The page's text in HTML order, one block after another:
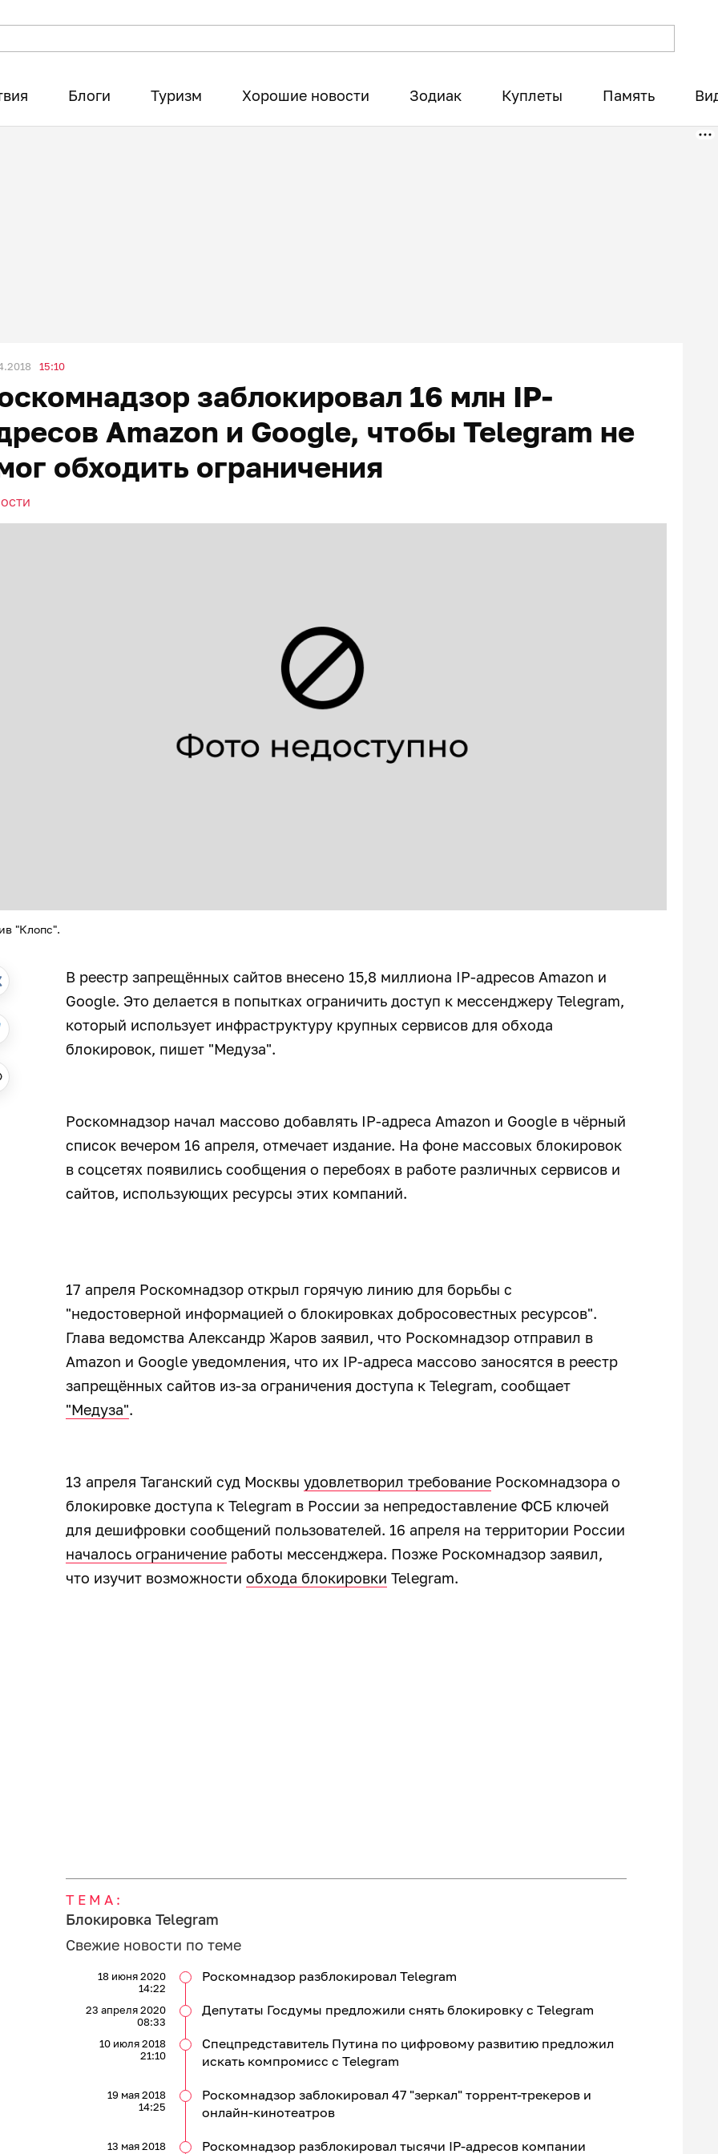
Блоги Туризм Хорошие новости Зодиак Куплеты Память
15:10
заблокировал 16 млн IP-
Amazon и Google, чтобы Telegram не
обходить ограничения
"Клопс".
В реестр запрещённых сайтов внесено 15,8 миллиона IP-адресов Amazon и
Google. Это делается в попытках ограничить доступ к мессенджеру Telegram,
который использует инфраструктуру крупных сервисов для обхода
блокировок, пишет "Медуза".
Роскомнадзор начал массово добавлять IP-адреса Amazon и Google в чёрный
список вечером 16 апреля, отмечает издание. На фоне массовых блокировок
в соцсетях появились сообщения о перебоях в работе различных сервисов и
сайтов, использующих ресурсы этих компаний.
17 апреля Роскомнадзор открыл горячую линию для борьбы с
"недостоверной информацией о блокировках добросовестных ресурсов".
Глава ведомства Александр Жаров заявил, что Роскомнадзор отправил в
Amazon и Google уведомления, что их IP-адреса массово заносятся в реестр
запрещённых сайтов из-за ограничения доступа к Telegram, сообщает
"Медуза".
13 апреля Таганский суд Москвы удовлетворил требование Роскомнадзора о
блокировке доступа к Telegram в России за непредоставление ФСБ ключей
для дешифровки сообщений пользователей. 16 апреля на территории России
началось ограничение работы мессенджера. Позже Роскомнадзор заявил,
что изучит возможности обхода блокировки Telegram.
ТЕМА:
Блокировка Telegram
Свежие новости по теме
Роскомнадзор разблокировал Telegram
18 июня 2020
14:22
Депутаты Госдумы предложили снять блокировку с Telegram
23 апреля 2020
08:33
Спецпредставитель Путина по цифровому развитию предложил
искать компромисс с Telegram
10 июля 2018
21:10
Роскомнадзор заблокировал 47 "зеркал" торрент-трекеров и
онлайн-кинотеатров
19 мая 2018
14:25
Роскомнадзор разблокировал тысячи IP-адресов компании
13 мая 2018